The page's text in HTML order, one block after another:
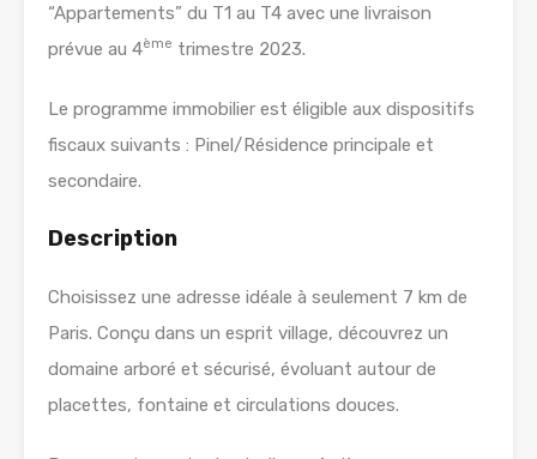
“Appartements” du T1 au T4 avec une livraison
prévue au 4ème trimestre 2023.
Le programme immobilier est éligible aux dispositifs
fiscaux suivants : Pinel/Résidence principale et
secondaire.
Description
Choisissez une adresse idéale à seulement 7 km de
Paris. Conçu dans un esprit village, découvrez un
domaine arboré et sécurisé, évoluant autour de
placettes, fontaine et circulations douces.